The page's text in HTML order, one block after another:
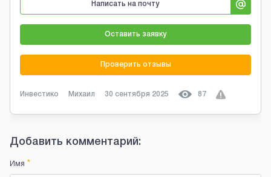
Написать на почту
Оставить заявку
Проверить отзывы
Инвестико Михаил 30 сентября 2025 87
Добавить комментарий:
Имя *